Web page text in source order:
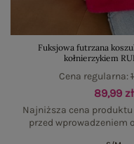
Fuksjowa futrzana
kołnierzykiem
89,99 zł
Najniższa cena
przed wprowadzeniem
Cena regularna: